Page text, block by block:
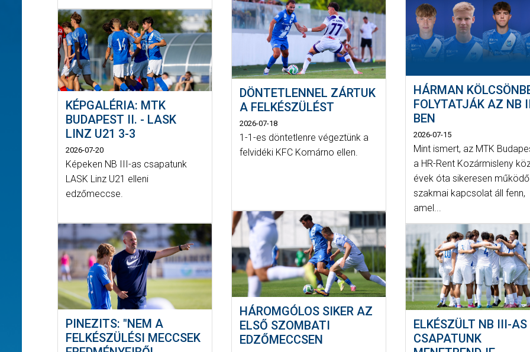
KÉPGALÉRIA: MTK
BUDAPEST II. - LASK
LINZ U21 3-3
2026-07-20
Képeken NB III-as csapatunk
LASK Linz U21 elleni
edzőmeccse.
PINEZITS: "NEM A
FELKÉSZÜLÉSI MECCSEK
DÖNTETLENNEL ZÁRTUK
A FELKÉSZÜLÉST
2026-07-18
1-1-es döntetlenre végeztünk a
felvidéki KFC Komárno ellen.
HÁROMGÓLOS SIKER AZ
ELSŐ SZOMBATI
EDZŐMECCSEN
HÁRMAN
FOLYTATJÁK AZ NB
BEN
2026-07-15
Mint ismert, az MTK
a HR-Rent Kozármisleny
évek óta sikeresen működő
szakmai kapcsolat áll fenn,
amel...
ELKÉSZÜLT NB III-AS
CSAPATUNK